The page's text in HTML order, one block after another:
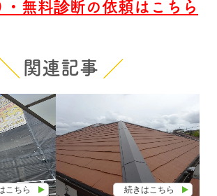
・無料診断の依頼はこちら
関連記事
こちら 続きはこちら